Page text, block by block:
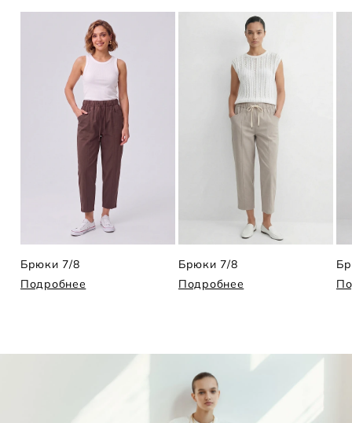
Брюки 7/8
Подробнее
Брюки 7/8
Подробнее